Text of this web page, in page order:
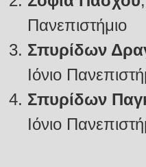
Πανεπιστήμιο
Σπυρίδων
Ιόνιο
Σπυρίδων
Ιόνιο